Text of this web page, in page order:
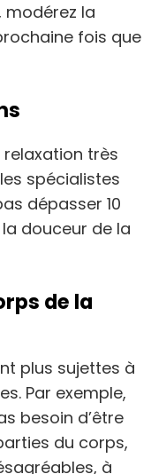
modérez la
fois que
très
spécialistes
dépasser 10
douceur de la
de la
plus sujettes à
Par exemple,
besoin d’être
du corps,
à